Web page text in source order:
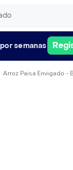
semanas
Arroz Paisa Envigado -